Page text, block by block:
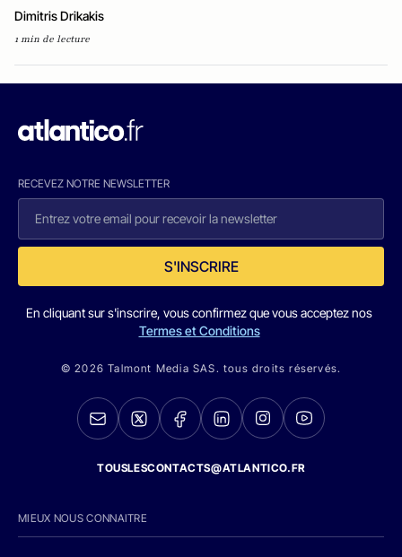
Dimitris Drikakis
1 min de lecture
RECEVEZ NOTRE NEWSLETTER
S'INSCRIRE
En cliquant sur s'inscrire, vous confirmez que vous acceptez nos
Termes et Conditions
© 2026 Talmont Media SAS. tous droits réservés.
TOUSLESCONTACTS@ATLANTICO.FR
MIEUX NOUS CONNAITRE